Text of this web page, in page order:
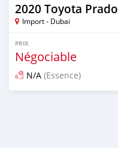
2020 Toyota Prado
Import - Dubai
PRIX
Négociable
N/A (Essence)